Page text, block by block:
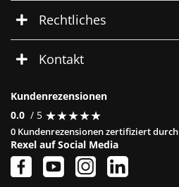
Rechtliches
Kontakt
Kundenrezensionen
0.0 / 5 ★★★★★
★★★★★
0 Kundenrezensionen zertifiziert durch
Rexel auf Social Media